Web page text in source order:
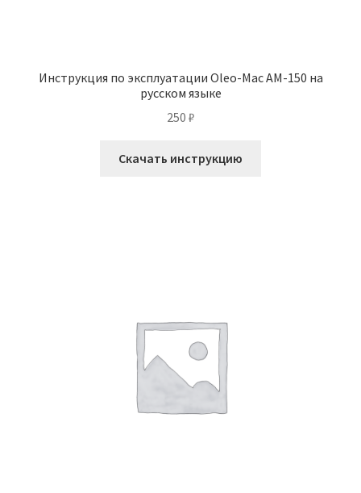
Инструкция по эксплуатации Oleo-Mac AM-150 на
русском языке
250 ₽
Скачать инструкцию